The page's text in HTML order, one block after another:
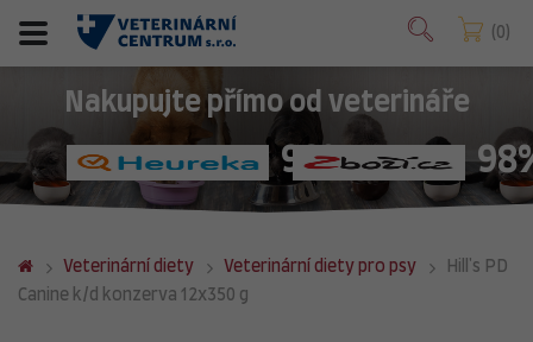
0
Nakupujte přímo od veterináře
98%
Veterinární diety Veterinární diety pro psy
Hill's PD
Canine k/d konzerva 12x350 g